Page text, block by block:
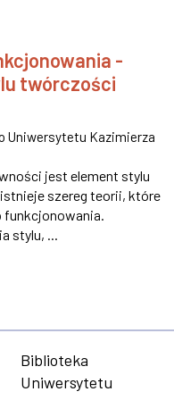
-
twórczości
Uniwersytetu Kazimierza
jest element stylu
szereg teorii, które
funkcjonowania.
stylu, ...
Biblioteka
Uniwersytetu